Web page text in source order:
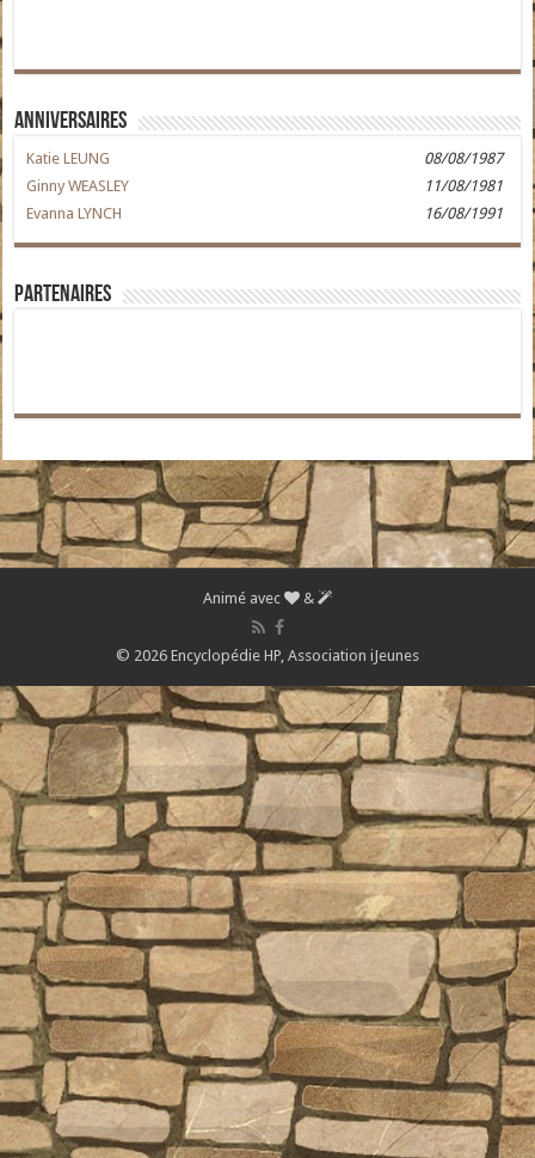
Anniversaires
Katie LEUNG
08/08/1987
Ginny WEASLEY
11/08/1981
Evanna LYNCH
16/08/1991
Partenaires
Animé avec &
© 2026 Encyclopédie HP, Association iJeunes